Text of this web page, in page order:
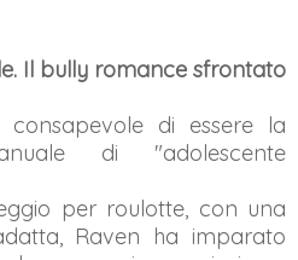
Il bully romance sfrontato
di essere la
di "adolescente
per roulotte, con una
Raven ha imparato